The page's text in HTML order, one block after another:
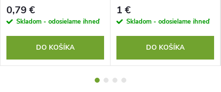
0,79 €
Skladom - odosielame ihneď
DO KOŠÍKA
1 €
Skladom - odosielame ihneď
DO KOŠÍKA